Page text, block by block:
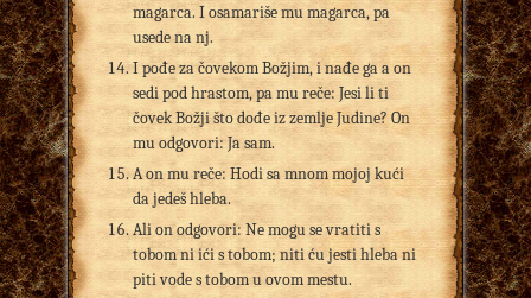
magarca. I osamariše mu magarca, pa
usede na nj.
I pođe za čovekom Božjim, i nađe ga a on
sedi pod hrastom, pa mu reče: Jesi li ti
čovek Božji što dođe iz zemlje Judine? On
mu odgovori: Ja sam.
A on mu reče: Hodi sa mnom mojoj kući
da jedeš hleba.
Ali on odgovori: Ne mogu se vratiti s
tobom ni ići s tobom; niti ću jesti hleba ni
piti vode s tobom u ovom mestu.